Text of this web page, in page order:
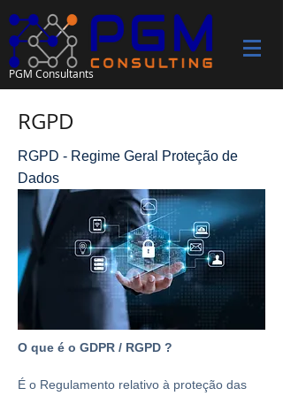
PGM Consultants
RGPD
RGPD - Regime Geral Proteção de
Dados
O que é o GDPR / RGPD ?
É o Regulamento relativo à proteção das